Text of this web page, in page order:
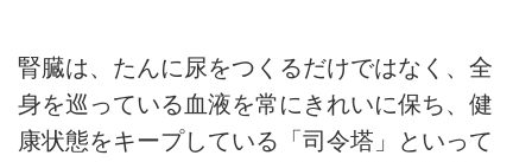
腎臓は、たんに尿をつくるだけではなく、全
身を巡っている血液を常にきれいに保ち、健
康状態をキープしている「司令塔」といって